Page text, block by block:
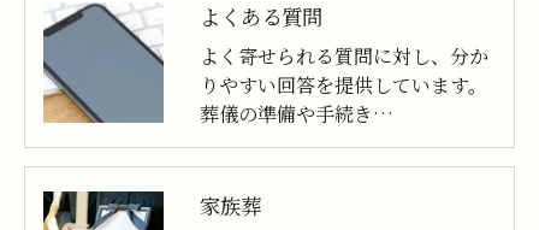
よくある質問
よく寄せられる質問に対し、分か
りやすい回答を提供しています。
葬儀の準備や手続き…
家族葬